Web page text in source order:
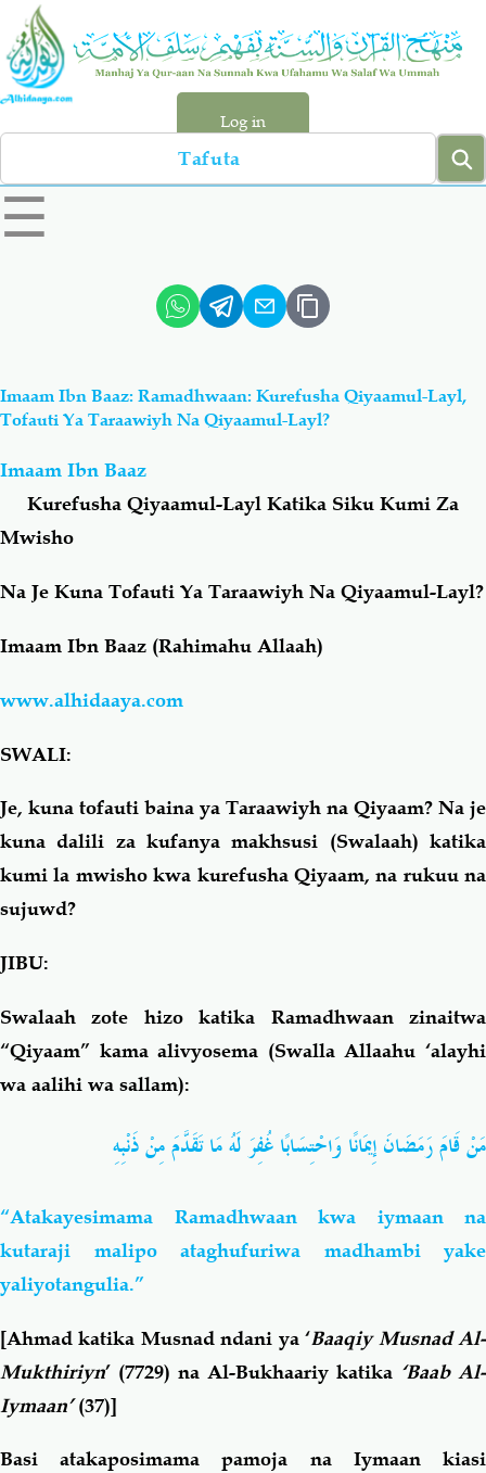
Skip
main
content
Log in
Search
left
sidebar
☰
Hadiyth
Aqiydah Manhaj
Shirki & Kufru
Salaf Wa Ummah
Fiqh-Ibaadah Duaa-Adhkaar
Familia-Jamii Maswali-Majibu
Chemsha Bongo Vitabu
Imaam Ibn Baaz: Ramadhwaan: Kurefusha Qiyaamul-Layl,
Tofauti Ya Taraawiyh Na Qiyaamul-Layl?
Imaam Ibn Baaz
Kurefusha Qiyaamul-Layl Katika Siku Kumi Za
Mwisho
Na Je Kuna Tofauti Ya Taraawiyh Na Qiyaamul-Layl?
Imaam Ibn Baaz (Rahimahu Allaah)
www.alhidaaya.com
SWALI:
Je, kuna tofauti baina ya Taraawiyh na Qiyaam? Na je
kuna dalili za kufanya makhsusi (Swalaah) katika
kumi la mwisho kwa kurefusha Qiyaam, na rukuu na
sujuwd?
JIBU:
Swalaah zote hizo katika Ramadhwaan zinaitwa
“Qiyaam” kama alivyosema (Swalla Allaahu ‘alayhi
wa aalihi wa sallam):
مَنْ قَامَ رَمَضَانَ إِيمَانًا وَاحْتِسَابًا غُفِرَ لَهُ مَا تَقَدَّمَ مِنْ ذَنْبِهِ
“Atakayesimama Ramadhwaan kwa iymaan na
kutaraji malipo ataghufuriwa madhambi yake
yaliyotangulia.”
[Ahmad katika Musnad ndani ya ‘Baaqiy Musnad Al-
Mukthiriyn’ (7729) na Al-Bukhaariy katika ‘Baab Al-
Iymaan’(37)]
Basi atakaposimama pamoja na Iymaan kiasi